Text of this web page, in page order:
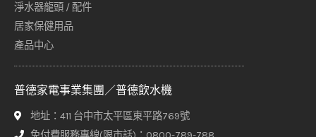
淨水器龍頭 / 配件
居家保健用品
產品中心
普德家電事業集團／普德飲水機
地址：411 台中市太平區東平路769號